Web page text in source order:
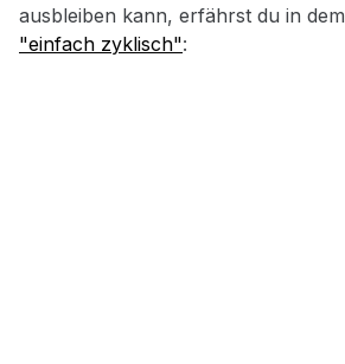
ausbleiben kann, erfährst du in dem
"einfach zyklisch":